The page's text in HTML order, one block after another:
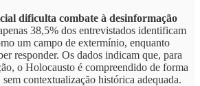
dificulta combate à desinformação
38,5% dos entrevistados identificam
um campo de extermínio, enquanto
responder. Os dados indicam que, para
o Holocausto é compreendido de forma
contextualização histórica adequada.